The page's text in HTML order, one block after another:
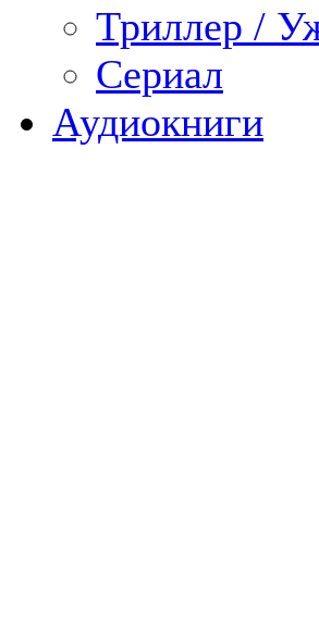
Триллер /
Сериал
Аудиокниги